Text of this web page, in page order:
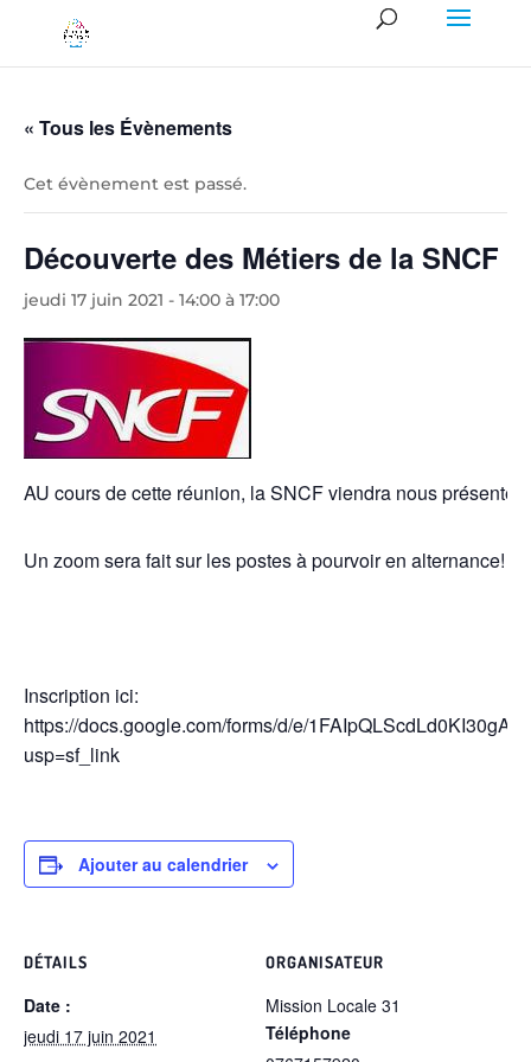
« Tous les Évènements
Cet évènement est passé.
Découverte des Métiers de la SNCF
jeudi 17 juin 2021 - 14:00 à 17:00
AU cours de cette réunion, la SNCF viendra nous présenter
Un zoom sera fait sur les postes à pourvoir en alternance!
Inscription ici:
https://docs.google.com/forms/d/e/
usp=sf_link
Ajouter au calendrier
DÉTAILS
Date :
jeudi 17 juin 2021
ORGANISATEUR
Mission Locale 31
Téléphone